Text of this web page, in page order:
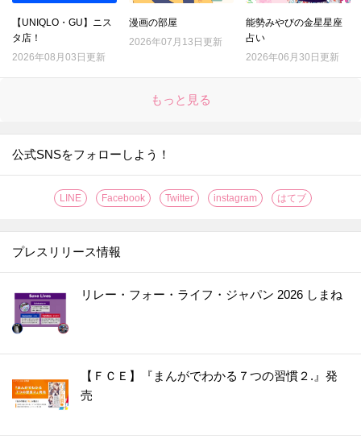
【UNIQLO・GU】ニス
タ店！
2026年08月03日更新
漫画の部屋
2026年07月13日更新
能勢みやびの金星星座
占い
2026年06月30日更新
もっと見る
公式SNSをフォローしよう！
LINE Facebook Twitter instagram はてブ
プレスリリース情報
リレー・フォー・ライフ・ジャパン 2026 しまね
【ＦＣＥ】『まんがでわかる７つの習慣２.』発
売